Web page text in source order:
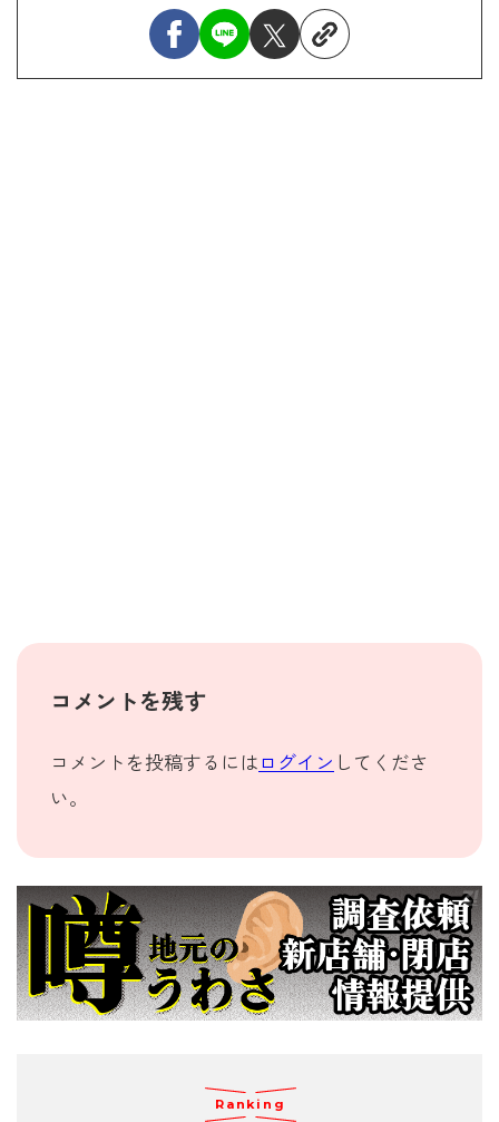
コメントを残す
コメントを投稿するには ログイン してくださ
い。
Ranking